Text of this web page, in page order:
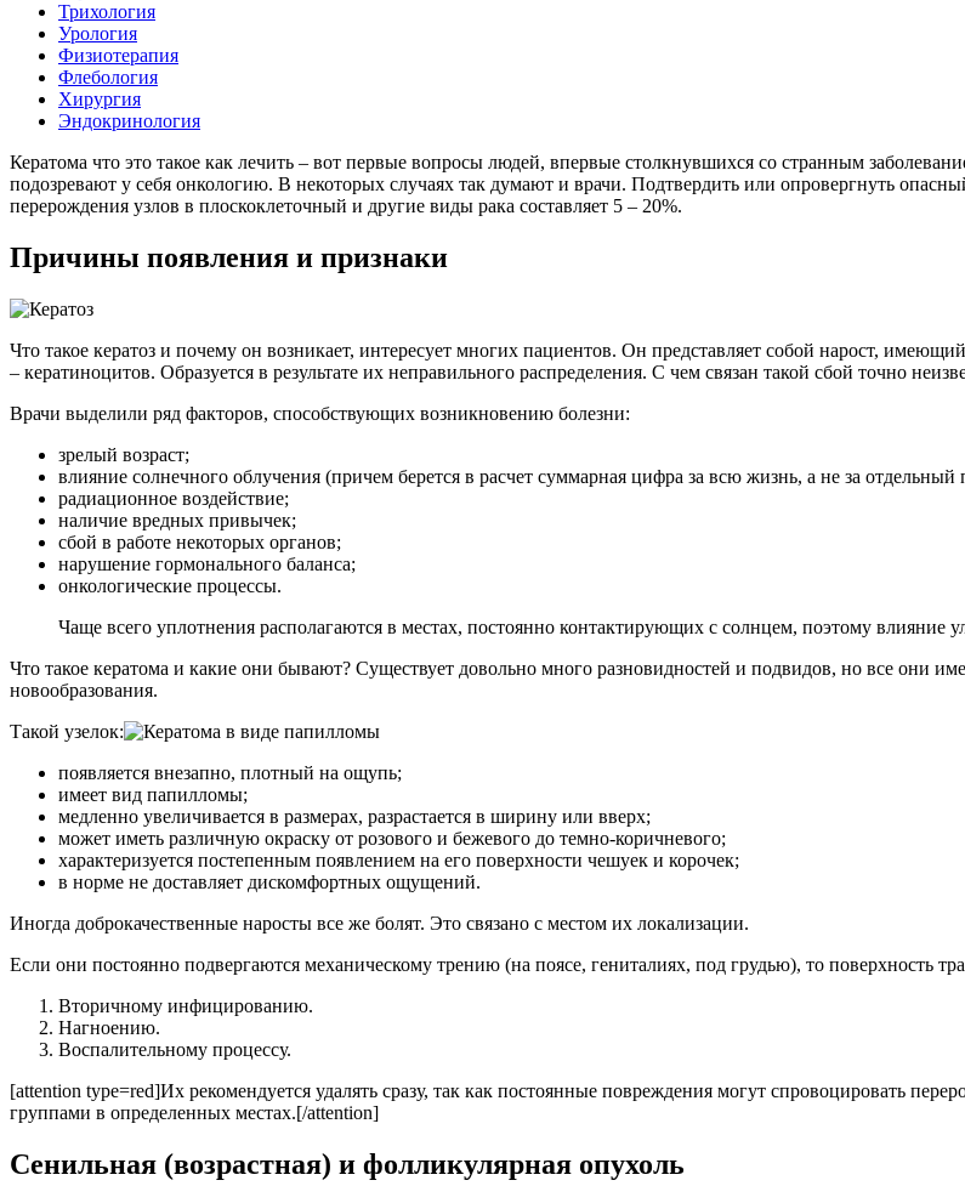
Трихология
Урология
Физиотерапия
Флебология
Хирургия
Эндокринология
Кератома что это такое как лечить – вот первые вопросы людей, впервые столкнувшихся со странным
подозревают у себя онкологию. В некоторых случаях так думают и врачи. Подтвердить или опровергнуть
перерождения узлов в плоскоклеточный и другие виды рака составляет 5 – 20%.
Причины появления и признаки
Что такое кератоз и почему он возникает, интересует многих пациентов. Он представляет собой нарост,
– кератиноцитов. Образуется в результате их неправильного распределения. С чем связан такой сбой точно
Врачи выделили ряд факторов, способствующих возникновению болезни:
зрелый возраст;
влияние солнечного облучения (причем берется в расчет суммарная цифра за всю жизнь, а не за
радиационное воздействие;
наличие вредных привычек;
сбой в работе некоторых органов;
нарушение гормонального баланса;
онкологические процессы.
Чаще всего уплотнения располагаются в местах, постоянно контактирующих с солнцем, поэтому влияние
Что такое кератома и какие они бывают? Существует довольно много разновидностей и подвидов, но все они
новообразования.
Такой узелок:
появляется внезапно, плотный на ощупь;
имеет вид папилломы;
медленно увеличивается в размерах, разрастается в ширину или вверх;
может иметь различную окраску от розового и бежевого до темно-коричневого;
характеризуется постепенным появлением на его поверхности чешуек и корочек;
в норме не доставляет дискомфортных ощущений.
Иногда доброкачественные наросты все же болят. Это связано с местом их локализации.
Если они постоянно подвергаются механическому трению (на поясе, гениталиях, под грудью), то поверхность
Вторичному инфицированию.
Нагноению.
Воспалительному процессу.
[attention type=red]Их рекомендуется удалять сразу, так как постоянные повреждения могут спровоцировать
группами в определенных местах.[/attention]
Сенильная (возрастная) и фолликулярная опухоль